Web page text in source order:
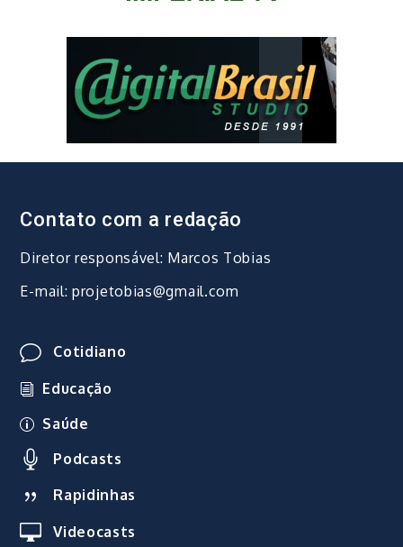
Contato com a redação
Diretor responsável: Marcos Tobias
E-mail: projetobias@gmail.com
Cotidiano
Educação
Saúde
Podcasts
Rapidinhas
Videocasts